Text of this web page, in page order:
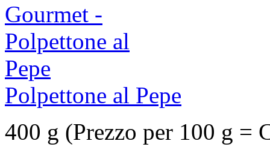
Polpettone al Pepe
400 g (Prezzo per 100 g =